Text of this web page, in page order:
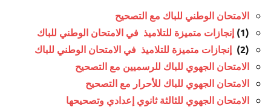
الامتحان الوطني للباك مع التصحيح
(1)
إنجازات متميزة للتلاميذ في الامتحان الوطني للباك
(2)
إنجازات متميزة للتلاميذ في الامتحان الوطني للباك
الامتحان الجهوي للباك للرسميين مع التصحيح
الامتحان الجهوي للباك للأحرار مع التصحيح
الامتحان الجهوي للثالثة ثانوي إعدادي وتصحيحها